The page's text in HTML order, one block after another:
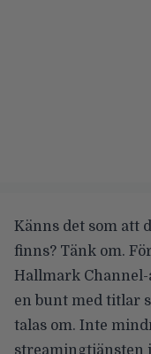
Känns det som att
finns? Tänk om.
Hallmark
en bunt med titlar
talas om. Inte
streamingtjänsten